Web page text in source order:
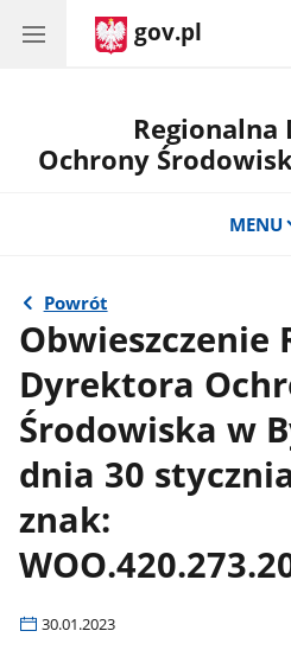
gov.pl
Regionalna
Ochrony
MENU
Powrót
Obwieszczenie
Dyrektora
Środowiska w
dnia 30
znak:
30.01.2023